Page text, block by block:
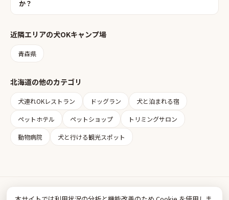
か？
近隣エリアの犬OKキャンプ場
青森県
北海道の他のカテゴリ
犬連れOKレストラン ドッグラン 犬と泊まれる宿
ペットホテル ペットショップ トリミングサロン
動物病院 犬と行ける観光スポット
Inudia